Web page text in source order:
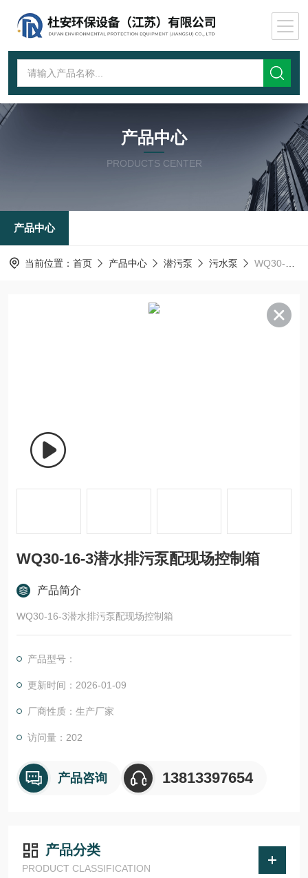
产品中心
PRODUCTS CENTER
产品中心
当前位置： 首页 产品中心 潜污泵 污水泵 WQ30-16-3潜水排污泵配现场控制箱
WQ30-16-3潜水排污泵配现场控制箱
产品简介
WQ30-16-3潜水排污泵配现场控制箱
产品型号：
更新时间：2026-01-09
厂商性质：生产厂家
访问量：202
产品咨询 13813397654
产品分类
PRODUCT CLASSIFICATION